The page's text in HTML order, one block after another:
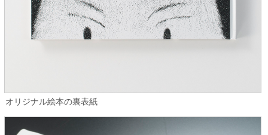
オリジナル絵本の裏表紙